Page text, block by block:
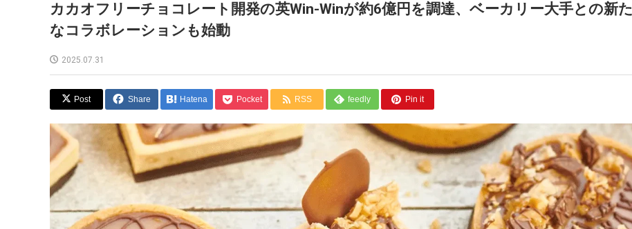
カカオフリーチョコレート開発の英Win-Winが約6億円を調達、ベーカリー大手との新た
なコラボレーションも始動
2025.07.31
Post Share Hatena Pocket RSS feedly Pin it